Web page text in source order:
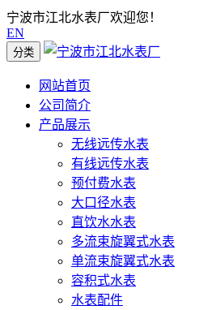
宁波市江北水表厂欢迎您！
EN
分类
网站首页
公司简介
产品展示
无线远传水表
有线远传水表
预付费水表
大口径水表
直饮水水表
多流束旋翼式水表
单流束旋翼式水表
容积式水表
水表配件